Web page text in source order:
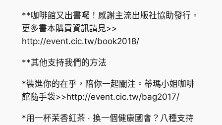
**咖啡館又出書囉！感謝主流出版社協助發行。
更多書本購買資訊請見>>
http://event.cic.tw/book2018/
**其他支持我們的方法
*裝進你的在乎，陪你一起關注。蒂瑪小姐咖啡
館隨手袋>>http://event.cic.tw/bag2017/
*用一杯茉香紅茶 · 換一個健康國會？八種支持